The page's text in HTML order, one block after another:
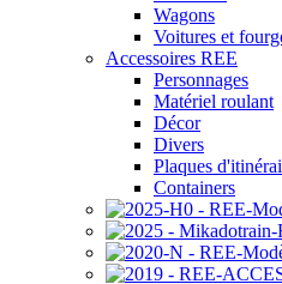
Wagons
Voitures et
Accessoires REE
Personnages
Matériel roulant
Décor
Divers
Plaques
Containers